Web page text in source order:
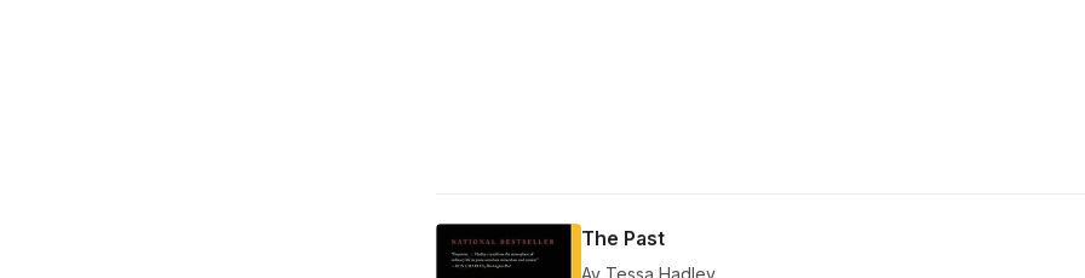
The Past
Av Tessa Hadley